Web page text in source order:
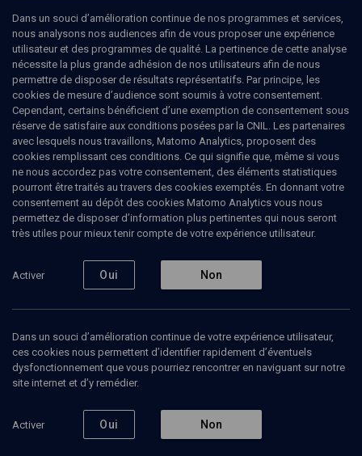
Tsipi Shani est médecin à Bnei Brak en Israel. Elle se spécialise
dans la thérapie EMDR, technique psycho neurobiologique post-
traumatique basée sur la stimulation sensorielle.
Ajouter Partager J’aime
Tous 1 Vidéos 1
Vidéos
aux
victimes
des
attentats
(1/5)
POLITIQUE
Dans un souci d’amélioration continue de nos programmes et services,
nous analysons nos audiences afin de vous proposer une expérience
utilisateur et des programmes de qualité. La pertinence de cette analyse
nécessite la plus grande adhésion de nos utilisateurs afin de nous
permettre de disposer de résultats représentatifs. Par principe, les
cookies de mesure d’audience sont soumis à votre consentement.
Cependant, certains bénéficient d’une exemption de consentement sous
réserve de satisfaire aux conditions posées par la CNIL. Les partenaires
avec lesquels nous travaillons, Matomo Analytics, proposent des
cookies remplissant ces conditions. Ce qui signifie que, même si vous
ne nous accordez pas votre consentement, des éléments statistiques
pourront être traités au travers des cookies exemptés. En donnant votre
consentement au dépôt des cookies Matomo Analytics vous nous
permettez de disposer d’information plus pertinentes qui nous seront
très utiles pour mieux tenir compte de votre expérience utilisateur.
Activer Oui Non
Dans un souci d’amélioration continue de votre expérience utilisateur,
ces cookies nous permettent d’identifier rapidement d’éventuels
dysfonctionnement que vous pourriez rencontrer en naviguant sur notre
site internet et d’y remédier.
Activer Oui Non